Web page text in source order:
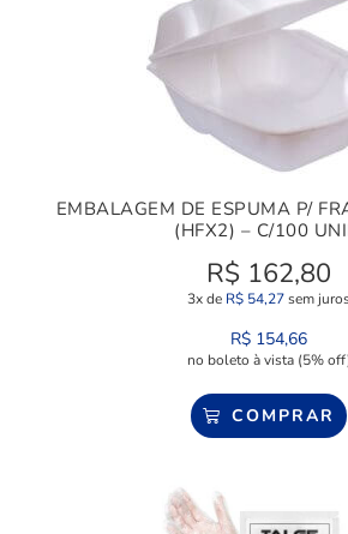
EMBALAGEM DE ESPUMA P/
(HFX2) – C/100
R$ 162,80
3x de R$ 54,27sem
R$ 154,66
no boleto à vista (5%
COMPRAR